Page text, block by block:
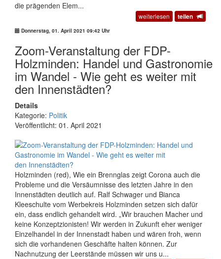
die prägenden Elem...
weiterlesen teilen
Donnerstag, 01. April 2021 09:42 Uhr
Zoom-Veranstaltung der FDP-
Holzminden: Handel und Gastronomie
im Wandel - Wie geht es weiter mit
den Innenstädten?
Details
Kategorie: Politik
Veröffentlicht: 01. April 2021
Holzminden (red), Wie ein Brennglas zeigt Corona auch die
Probleme und die Versäumnisse des letzten Jahre in den
Innenstädten deutlich auf. Ralf Schwager und Bianca
Kleeschulte vom Werbekreis Holzminden setzen sich dafür
ein, dass endlich gehandelt wird. „Wir brauchen Macher und
keine Konzeptzionisten! Wir werden in Zukunft eher weniger
Einzelhandel in der Innenstadt haben und wären froh, wenn
sich die vorhandenen Geschäfte halten können. Zur
Nachnutzung der Leerstände müssen wir uns u...